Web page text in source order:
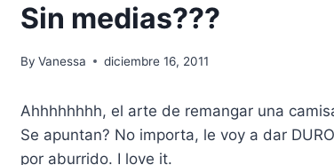
Sin medias???
By Vanessa diciembre 16, 2011
Ahhhhhhhh, el arte de remangar una
Se apuntan? No importa, le voy a dar
por aburrido. I love it.